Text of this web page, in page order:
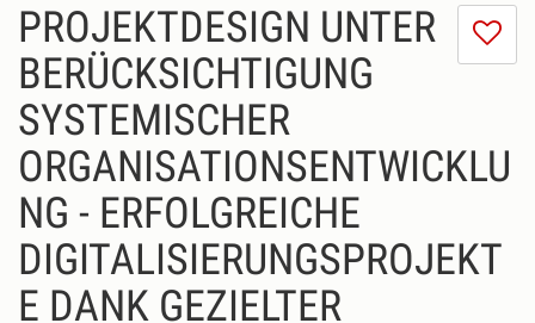
I
PROJEKTDESIGN UNTER
BERÜCKSICHTIGUNG
SYSTEMISCHER
ORGANISATIONSENTWICKLU
NG - ERFOLGREICHE
DIGITALISIERUNGSPROJEKT
E DANK GEZIELTER